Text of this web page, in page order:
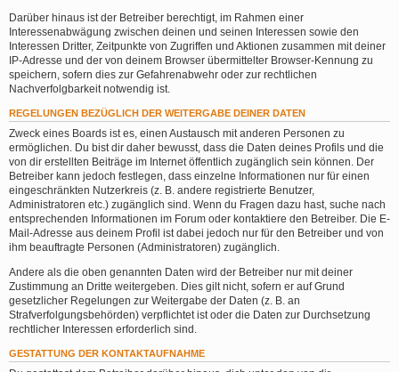
Darüber hinaus ist der Betreiber berechtigt, im Rahmen einer
Interessenabwägung zwischen deinen und seinen Interessen sowie den
Interessen Dritter, Zeitpunkte von Zugriffen und Aktionen zusammen mit deiner
IP-Adresse und der von deinem Browser übermittelter Browser-Kennung zu
speichern, sofern dies zur Gefahrenabwehr oder zur rechtlichen
Nachverfolgbarkeit notwendig ist.
REGELUNGEN BEZÜGLICH DER WEITERGABE DEINER DATEN
Zweck eines Boards ist es, einen Austausch mit anderen Personen zu
ermöglichen. Du bist dir daher bewusst, dass die Daten deines Profils und die
von dir erstellten Beiträge im Internet öffentlich zugänglich sein können. Der
Betreiber kann jedoch festlegen, dass einzelne Informationen nur für einen
eingeschränkten Nutzerkreis (z. B. andere registrierte Benutzer,
Administratoren etc.) zugänglich sind. Wenn du Fragen dazu hast, suche nach
entsprechenden Informationen im Forum oder kontaktiere den Betreiber. Die E-
Mail-Adresse aus deinem Profil ist dabei jedoch nur für den Betreiber und von
ihm beauftragte Personen (Administratoren) zugänglich.
Andere als die oben genannten Daten wird der Betreiber nur mit deiner
Zustimmung an Dritte weitergeben. Dies gilt nicht, sofern er auf Grund
gesetzlicher Regelungen zur Weitergabe der Daten (z. B. an
Strafverfolgungsbehörden) verpflichtet ist oder die Daten zur Durchsetzung
rechtlicher Interessen erforderlich sind.
GESTATTUNG DER KONTAKTAUFNAHME